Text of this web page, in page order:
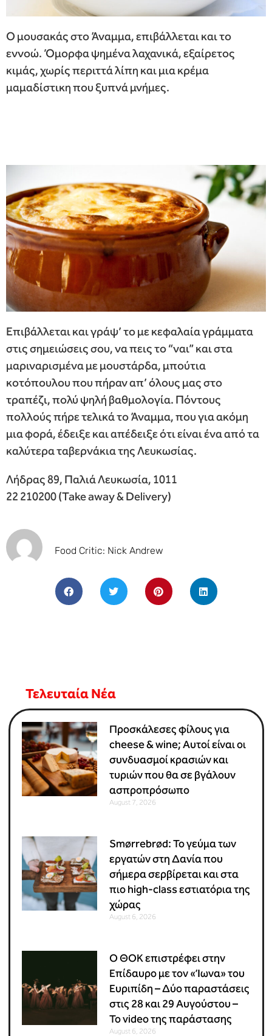
Ο μουσακάς στο Άναμμα, επιβάλλεται και το
εννοώ. Όμορφα ψημένα λαχανικά, εξαίρετος
κιμάς, χωρίς περιττά λίπη και μια κρέμα
μαμαδίστικη που ξυπνά μνήμες.
Επιβάλλεται και γράψ’ το με κεφαλαία γράμματα
στις σημειώσεις σου, να πεις το “ναι” και στα
μαριναρισμένα με μουστάρδα, μπούτια
κοτόπουλου που πήραν απ’ όλους μας στο
τραπέζι, πολύ ψηλή βαθμολογία. Πόντους
πολλούς πήρε τελικά το Άναμμα, που για ακόμη
μια φορά, έδειξε και απέδειξε ότι είναι ένα από τα
καλύτερα ταβερνάκια της Λευκωσίας.
Λήδρας 89, Παλιά Λευκωσία, 1011
22 210200 (Take away & Delivery)
Food Critic: Nick Andrew
Τελευταία Νέα
Προσκάλεσες φίλους για
cheese & wine; Αυτοί είναι οι
συνδυασμοί κρασιών και
τυριών που θα σε βγάλουν
ασπροπρόσωπο
August 7, 2026
Smørrebrød: Το γεύμα των
εργατών στη Δανία που
σήμερα σερβίρεται και στα
πιο high-class εστιατόρια της
χώρας
August 6, 2026
Ο ΘΟΚ επιστρέφει στην
Επίδαυρο με τον «Ίωνα» του
Ευριπίδη – Δύο παραστάσεις
στις 28 και 29 Αυγούστου –
Το video της παράστασης
August 6, 2026